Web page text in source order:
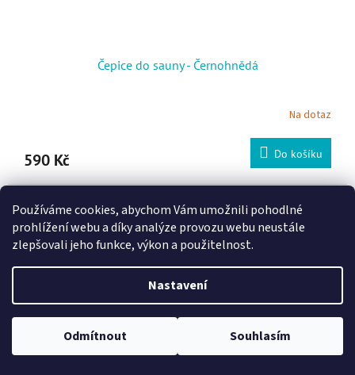
Používáme cookies, abychom Vám umožnili pohodlné
prohlížení webu a díky analýze provozu webu neustále
zlepšovali jeho funkce, výkon a použitelnost.
Nastavení
Odmítnout Souhlasím
Čepice do sauny - Černohnědá
Na dotaz
590 Kč Do košíku
Novinka